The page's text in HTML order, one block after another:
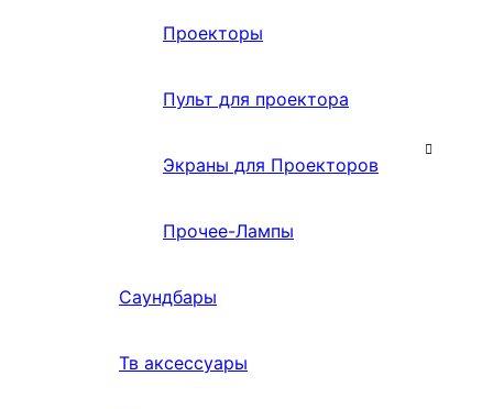
Проекторы
Пульт для проектора
Экраны для Проекторов
Прочее-Лампы
Саундбары
Тв аксессуары